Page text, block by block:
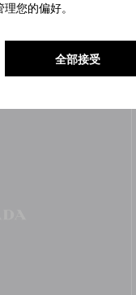
您的偏好。
全部接受